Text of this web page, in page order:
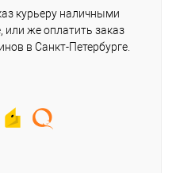
курьеру наличными
или же оплатить заказ
в Санкт-Петербурге.